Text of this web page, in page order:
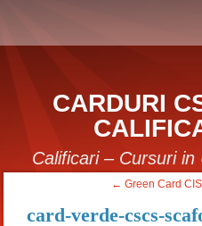
CARDURI
Calificari – Cursuri
← Green Card
card-verde-cscs-